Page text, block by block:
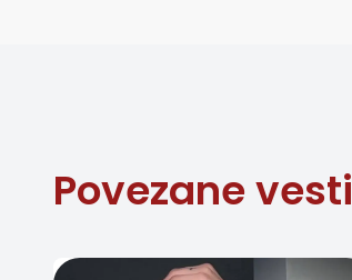
Povezane vesti